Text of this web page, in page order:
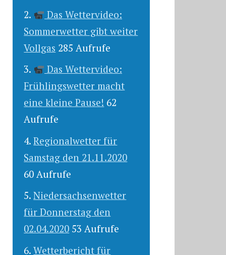
Das Wettervideo:
Sommerwetter gibt weiter
Vollgas 285 Aufrufe
Das Wettervideo:
Frühlingswetter macht
eine kleine Pause! 62
Aufrufe
Regionalwetter für
Samstag den 21.11.2020
60 Aufrufe
Niedersachsenwetter
für Donnerstag den
02.04.2020 53 Aufrufe
Wetterbericht für